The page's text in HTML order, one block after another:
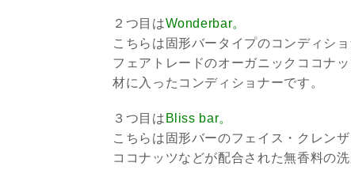
２つ目はWonderbar。
こちらは固形バータイプのコンディショ
フェアトレードのオーガニックココナ
材に入ったコンディショナーです。
３つ目は Bliss bar。
こちらは固形バーのフェイス・クレンザ
ココナッツなどが配合された無香料の洗